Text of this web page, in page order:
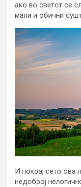
ако во светот се
мали и обични
И покрај сето ова
недоброј